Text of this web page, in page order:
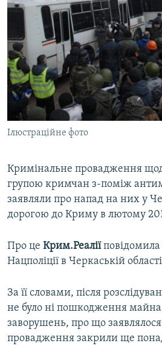
ВСЕ ЗА ДЕНЬ
СПЕЦПРОЕКТИ
ДЕПОРТАЦІЯ
ВІДЕОУРОКИ «ELIFBE»
СВІДЧЕННЯ ОКУПАЦІЇ
УКРАЇНСЬКА ПРОБЛЕМА КРИМУ
ІНФОГРАФІКА
ЯК ОБІЙТИ БЛОКУВАННЯ
Русский
Qırımtatar
ДОЛУЧАЙСЯ!
Усі сайти RFE/RL
Ілюстраційне фото
Кримінальне провадження
групою кримчан з-поміж
заявляли про напад на них у
дорогою до Криму в лютому
Про це Крим.Реалії
Нацполіції в Черкаській області
За її словами, після
не було ні пошкодження
заворушень, про що
провадження закрили ще